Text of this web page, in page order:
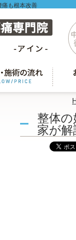
痛も根本改善
整体
家が解